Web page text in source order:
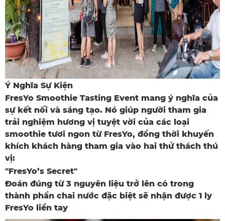
Ý Nghĩa Sự Kiện
FresYo Smoothie Tasting Event mang ý nghĩa của
sự kết nối và sáng tạo. Nó giúp người tham gia
trải nghiệm hương vị tuyệt vời của các loại
smoothie tươi ngon từ FresYo, đồng thời khuyến
khích khách hàng tham gia vào hai thử thách thú
vị:
"FresYo’s Secret"
Đoán đúng từ 3 nguyên liệu trở lên có trong
thành phần chai nước đặc biệt sẽ nhận được 1 ly
FresYo liền tay